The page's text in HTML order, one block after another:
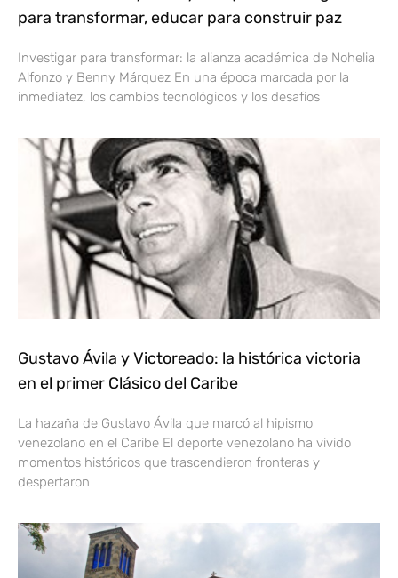
para transformar, educar para construir paz
Investigar para transformar: la alianza académica de Nohelia
Alfonzo y Benny Márquez En una época marcada por la
inmediatez, los cambios tecnológicos y los desafíos
Gustavo Ávila y Victoreado: la histórica victoria
en el primer Clásico del Caribe
La hazaña de Gustavo Ávila que marcó al hipismo
venezolano en el Caribe El deporte venezolano ha vivido
momentos históricos que trascendieron fronteras y
despertaron